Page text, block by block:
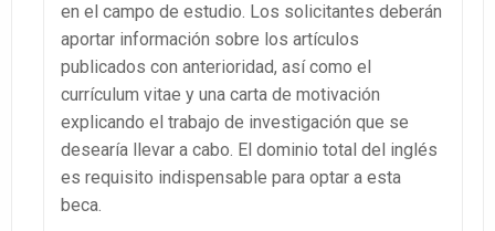
en el campo de estudio. Los solicitantes deberán
aportar información sobre los artículos
publicados con anterioridad, así como el
currículum vitae y una carta de motivación
explicando el trabajo de investigación que se
desearía llevar a cabo. El dominio total del inglés
es requisito indispensable para optar a esta
beca.